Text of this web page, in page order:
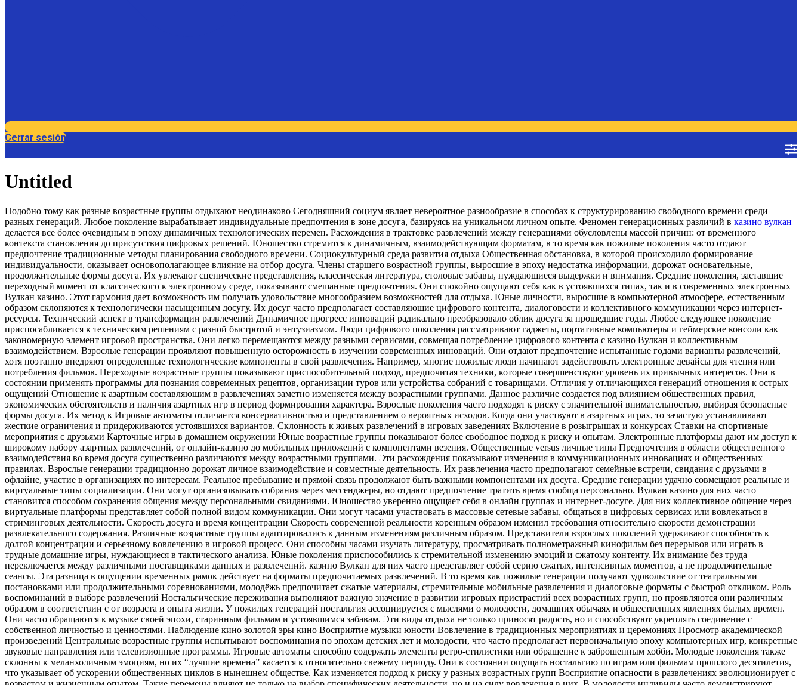
Cerrar sesión
Untitled
Подобно тому как разные возрастные группы отдыхают неодинаково Сегодняшний социум являет невероятное разнообразие в способах к структурированию свободного времени среди
разных генераций. Любое поколение вырабатывает индивидуальные предпочтения в зоне досуга, базируясь на уникальном личном опыте. Феномен генерационных различий в казино вулкан
делается все более очевидным в эпоху динамичных технологических перемен. Расхождения в трактовке развлечений между генерациями обусловлены массой причин: от временного
контекста становления до присутствия цифровых решений. Юношество стремится к динамичным, взаимодействующим форматам, в то время как пожилые поколения часто отдают
предпочтение традиционные методы планирования свободного времени. Социокультурный среда развития отдыха Общественная обстановка, в которой происходило формирование
индивидуальности, оказывает основополагающее влияние на отбор досуга. Члены старшего возрастной группы, выросшие в эпоху недостатка информации, дорожат основательные,
продолжительные формы досуга. Их увлекают сценические представления, классическая литература, столовые забавы, нуждающиеся выдержки и внимания. Средние поколения, заставшие
переходный момент от классического к электронному среде, показывают смешанные предпочтения. Они спокойно ощущают себя как в устоявшихся типах, так и в современных электронных
Вулкан казино. Этот гармония дает возможность им получать удовольствие многообразием возможностей для отдыха. Юные личности, выросшие в компьютерной атмосфере, естественным
образом склоняются к технологически насыщенным досугу. Их досуг часто предполагает составляющие цифрового контента, диалоговости и коллективного коммуникации через интернет-
ресурсы. Технический аспект в трансформации развлечений Динамичное прогресс инноваций радикально преобразовало облик досуга за прошедшие годы. Любое следующее поколение
приспосабливается к техническим решениям с разной быстротой и энтузиазмом. Люди цифрового поколения рассматривают гаджеты, портативные компьютеры и геймерские консоли как
закономерную элемент игровой пространства. Они легко перемещаются между разными сервисами, совмещая потребление цифрового контента с казино Вулкан и коллективным
взаимодействием. Взрослые генерации проявляют повышенную осторожность в изучении современных инноваций. Они отдают предпочтение испытанные годами варианты развлечений,
хотя поэтапно внедряют определенные технологические компоненты в свой развлечения. Например, многие пожилые люди начинают задействовать электронные девайсы для чтения или
потребления фильмов. Переходные возрастные группы показывают приспособительный подход, предпочитая техники, которые совершенствуют уровень их привычных интересов. Они в
состоянии применять программы для познания современных рецептов, организации туров или устройства собраний с товарищами. Отличия у отличающихся генераций отношения к острых
ощущений Отношение к азартным составляющим в развлечениях заметно изменяется между возрастными группами. Данное различие создается под влиянием общественных правил,
экономических обстоятельств и наличия азартных игр в период формирования характера. Взрослые поколения часто подходят к риску с значительной внимательностью, выбирая безопасные
формы досуга. Их метод к Игровые автоматы отличается консервативностью и представлением о вероятных исходов. Когда они участвуют в азартных играх, то зачастую устанавливают
жесткие ограничения и придерживаются устоявшихся вариантов. Склонность к живых развлечений в игровых заведениях Включение в розыгрышах и конкурсах Ставки на спортивные
мероприятия с друзьями Карточные игры в домашнем окружении Юные возрастные группы показывают более свободное подход к риску и опытам. Электронные платформы дают им доступ к
широкому набору азартных развлечений, от онлайн-казино до мобильных приложений с компонентами везения. Общественные versus личные типы Предпочтения в области общественного
взаимодействия во время досуга существенно различаются между возрастными группами. Эти расхождения показывают изменения в коммуникационных инновациях и общественных
правилах. Взрослые генерации традиционно дорожат личное взаимодействие и совместные деятельность. Их развлечения часто предполагают семейные встречи, свидания с друзьями в
офлайне, участие в организациях по интересам. Реальное пребывание и прямой связь продолжают быть важными компонентами их досуга. Средние генерации удачно совмещают реальные и
виртуальные типы социализации. Они могут организовывать собрания через мессенджеры, но отдают предпочтение тратить время сообща персонально. Вулкан казино для них часто
становится способом сохранения общения между персональными свиданиями. Юношество уверенно ощущает себя в онлайн группах и интернет-досуге. Для них коллективное общение через
виртуальные платформы представляет собой полной видом коммуникации. Они могут часами участвовать в массовые сетевые забавы, общаться в цифровых сервисах или вовлекаться в
стриминговых деятельности. Скорость досуга и время концентрации Скорость современной реальности коренным образом изменил требования относительно скорости демонстрации
развлекательного содержания. Различные возрастные группы адаптировались к данным изменениям различным образом. Представители взрослых поколений удерживают способность к
долгой концентрации и серьезному вовлечению в игровой процесс. Они способны часами изучать литературу, просматривать полнометражный кинофильм без перерывов или играть в
трудные домашние игры, нуждающиеся в тактического анализа. Юные поколения приспособились к стремительной изменению эмоций и сжатому контенту. Их внимание без труда
переключается между различными поставщиками данных и развлечений. казино Вулкан для них часто представляет собой серию сжатых, интенсивных моментов, а не продолжительные
сеансы. Эта разница в ощущении временных рамок действует на форматы предпочитаемых развлечений. В то время как пожилые генерации получают удовольствие от театральными
постановками или продолжительными соревнованиями, молодёжь предпочитает сжатые материалы, стремительные мобильные развлечения и диалоговые форматы с быстрой откликом. Роль
воспоминаний в выборе развлечений Ностальгические переживания выполняют важную значение в развитии игровых пристрастий всех возрастных групп, но проявляются они различным
образом в соответствии с от возраста и опыта жизни. У пожилых генераций ностальгия ассоциируется с мыслями о молодости, домашних обычаях и общественных явлениях былых времен.
Они часто обращаются к музыке своей эпохи, старинным фильмам и устоявшимся забавам. Эти виды отдыха не только приносят радость, но и способствуют укреплять соединение с
собственной личностью и ценностями. Наблюдение кино золотой эры кино Восприятие музыки юности Вовлечение в традиционных мероприятиях и церемониях Просмотр академической
произведений Центральные возрастные группы испытывают воспоминания по эпохам детских лет и молодости, что часто предполагает первоначальную эпоху компьютерных игр, конкретные
звуковые направления или телевизионные программы. Игровые автоматы способно содержать элементы ретро-стилистики или обращение к заброшенным хобби. Молодые поколения также
склонны к меланхоличным эмоциям, но их “лучшие времена” касается к относительно свежему периоду. Они в состоянии ощущать ностальгию по играм или фильмам прошлого десятилетия,
что указывает об ускорении общественных циклов в нынешнем обществе. Как изменяется подход к риску у разных возрастных групп Восприятие опасности в развлечениях эволюционирует с